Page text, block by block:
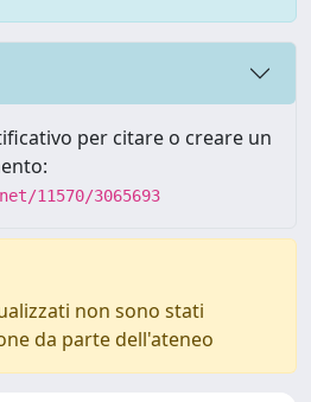
per citare o creare un
11570/3065693
non sono stati
da parte dell'ateneo